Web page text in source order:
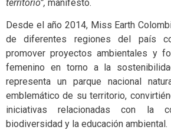
territorio”, manifestó.
Desde el año 2014, Miss Earth
de diferentes regiones del país
promover proyectos ambientales y
femenino en torno a la
representa un parque nacional
emblemático de su territorio,
iniciativas relacionadas con la
biodiversidad y la educación ambiental.